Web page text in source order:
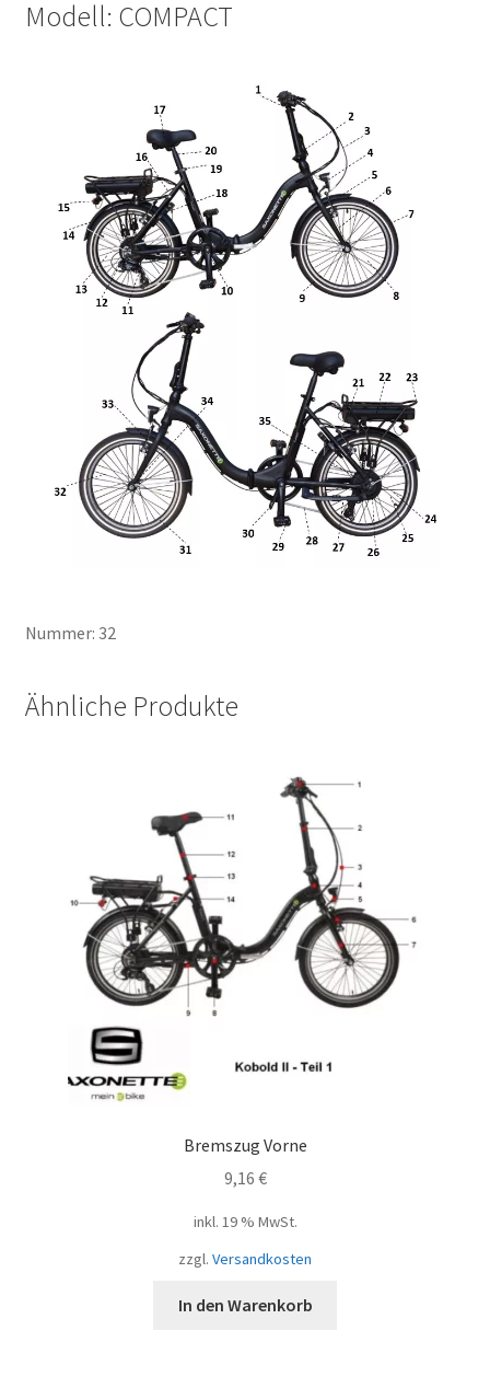
Modell: COMPACT
Nummer: 32
Ähnliche Produkte
Bremszug Vorne
9,16 €
inkl. 19 % MwSt.
zzgl. Versandkosten
In den Warenkorb